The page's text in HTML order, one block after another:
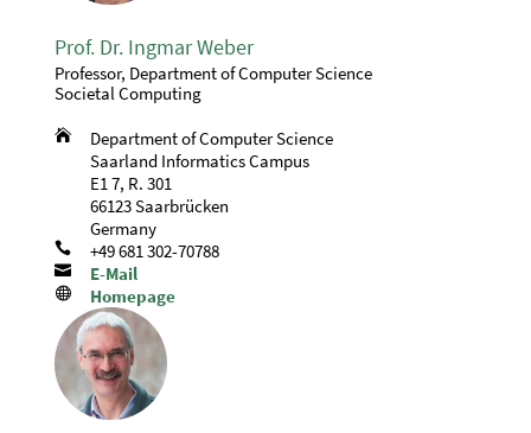
Prof. Dr. Ingmar Weber
Professor, Department of Computer Science
Societal Computing

Department of Computer Science
Saarland Informatics Campus
E1 7, R. 301
66123 Saarbrücken
Germany
 +49 681 302-70788
 E-Mail
 Homepage